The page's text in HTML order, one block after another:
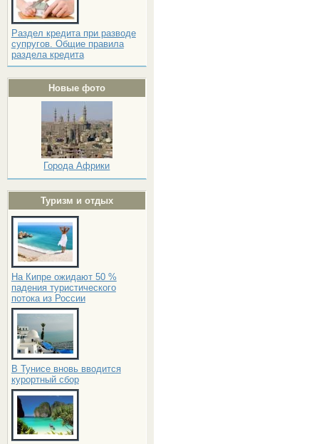
Раздел кредита при разводе
супругов. Общие правила
раздела кредита
Новые фото
Города Африки
Туризм и отдых
На Кипре ожидают 50 %
падения туристического
потока из России
В Тунисе вновь вводится
курортный сбор